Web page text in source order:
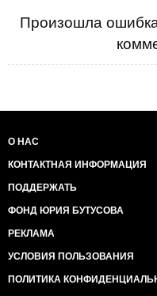
Произошла
О НАС
КОНТАКТНАЯ ИНФОРМАЦИЯ
ПОДДЕРЖАТЬ
ФОНД ЮРИЯ БУТУСОВА
РЕКЛАМА
УСЛОВИЯ ПОЛЬЗОВАНИЯ
ПОЛИТИКА